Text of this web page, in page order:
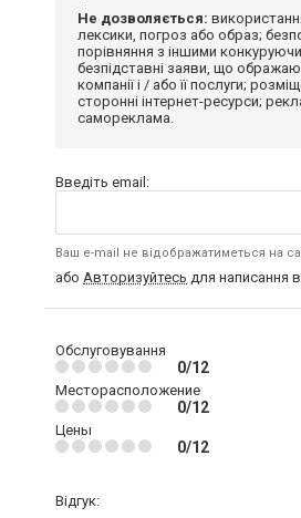
Не дозволяється:
лексики, погроз або образ;
порівняння з іншими
безпідставні заяви, що
компанії і / або її послуги;
сторонні інтернет-ресурси;
самореклама.
Введіть email:
Ваш e-mail не відображатиметься на
або Авторизуйтесь для написання
Обслуговування
0/12
Месторасположение
0/12
Цены
0/12
Відгук: